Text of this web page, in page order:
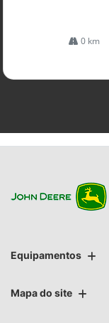
0 km
Equipamentos
Mapa do site